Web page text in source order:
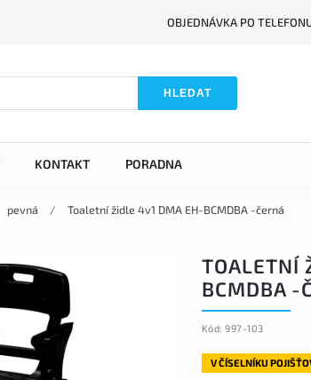
OBJEDNÁVKA PO
HLEDAT
KONTAKT PORADNA
pevná / Toaletní židle 4v1 DMA EH-BCMDBA -černá
TOALETNÍ
BCMDBA -
Kód: 997-103
V ČÍSELNÍKU